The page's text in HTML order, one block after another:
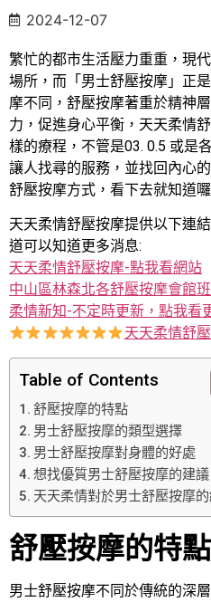
2024-12-07
繁忙的都市生活壓力重重，現
場所，而「男士舒壓按摩」正
摩不同，舒壓按摩著重於精神
力，促進身心平衡，天天柔情
樣的療程，不管是03. 0.5 或是
讓人找尋的服務，並找回內心
舒壓按摩方式，看下去就知道囉
天天柔情舒壓按摩提供以下連
道可以知道更多消息:
天天柔情舒壓按摩-點我看網站
中山區林森北各舒壓按摩會館
柔情新知-不定時更新，點我看
天天柔情舒
Table of Contents
舒壓按摩的特點
男士舒壓按摩的類型選擇
男士舒壓按摩對身體的好處
想找優質男士舒壓按摩的建議
天天柔情對於男士舒壓按摩
舒壓按摩的特點
男士舒壓按摩不同於傳統的深